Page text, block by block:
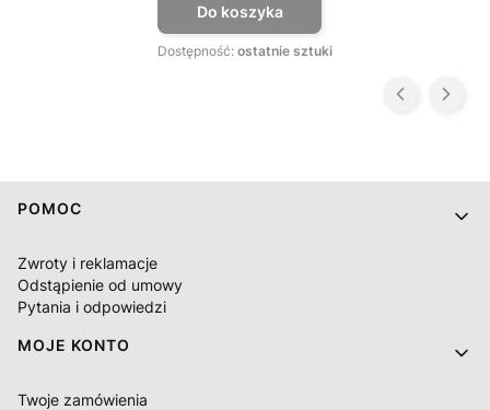
Do koszyka
Dostępność: ostatnie sztuki
Linki w stopce
POMOC
Zwroty i reklamacje
Odstąpienie od umowy
Pytania i odpowiedzi
MOJE KONTO
Twoje zamówienia